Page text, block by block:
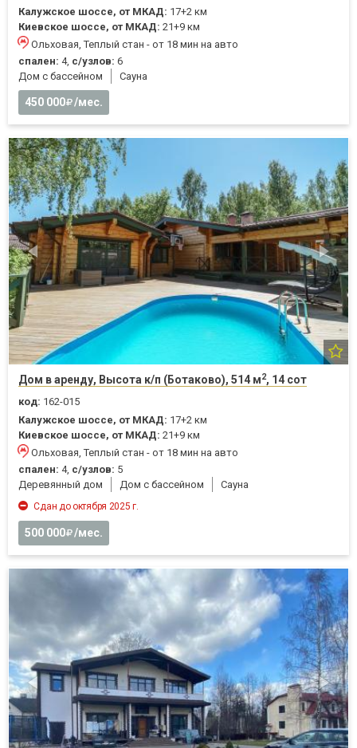
Калужское шоссе, от МКАД: 17+2 км
Киевское шоссе, от МКАД: 21+9 км
Ольховая, Теплый стан - от 18 мин на авто
спален: 4, с/узлов: 6
Дом с бассейном
Cауна
450 000 /мес.
Дом в аренду, Высота к/п (Ботаково), 514 м2, 14 сот
код: 162-015
Калужское шоссе, от МКАД: 17+2 км
Киевское шоссе, от МКАД: 21+9 км
Ольховая, Теплый стан - от 18 мин на авто
спален: 4, с/узлов: 5
Деревянный дом
Дом с бассейном Cауна
Сдан до октября 2025 г.
500 000 /мес.